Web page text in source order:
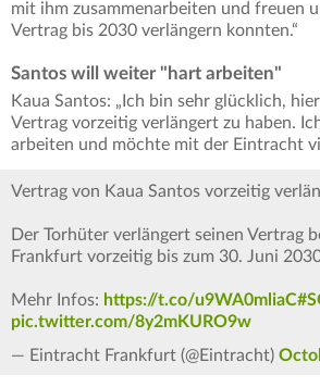
mit ihm zusammenarbeiten und freuen
Vertrag bis 2030 verlängern konnten.“
Santos will weiter "hart arbeiten"
Kaua Santos: „Ich bin sehr glücklich,
Vertrag vorzeitig verlängert zu haben.
arbeiten und möchte mit der Eintracht
Vertrag von Kaua Santos vorzeitig
Der Torhüter verlängert seinen Vertrag
Frankfurt vorzeitig bis zum 30. Juni
Mehr Infos: https://t.co/u9WA0mliaC
pic.twitter.com/8y2mKURO9w
— Eintracht Frankfurt (@Eintracht)